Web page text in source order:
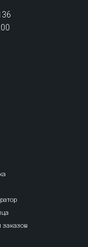
заказов